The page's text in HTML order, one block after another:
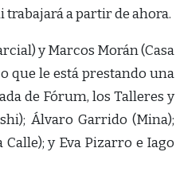
trabajará a partir de ahora.
y Marcos Morán (Casa
que le está prestando una
de Fórum, los Talleres y
Álvaro Garrido (Mina);
y Eva Pizarro e Iago